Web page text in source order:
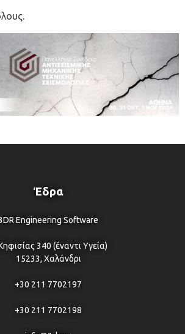
Έδρα
Engineering Software
340 (έναντι Υγεία)
15233, Χαλάνδρι
+30 211 7702197
+30 211 7702198